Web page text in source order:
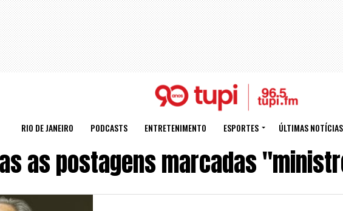
RIO DE JANEIRO PODCASTS ENTRETENIMENTO ESPORTES ÚLTIMAS NOTÍCIAS
as postagens marcadas